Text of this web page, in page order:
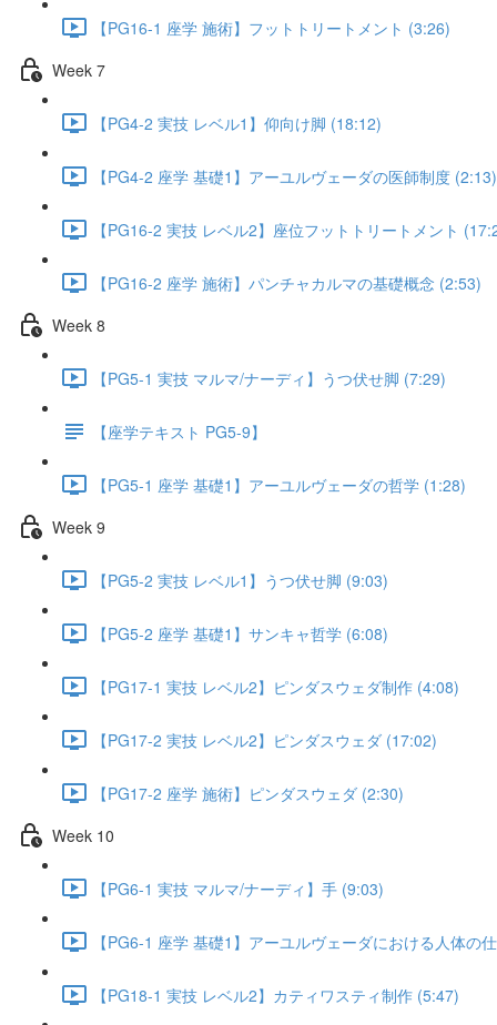
【PG16-1 座学 施術】フットトリートメント (3:26)
Week 7
【PG4-2 実技 レベル1】仰向け脚 (18:12)
【PG4-2 座学 基礎1】アーユルヴェーダの医師制度 (2:13)
【PG16-2 実技 レベル2】座位フットトリートメント
【PG16-2 座学 施術】パンチャカルマの基礎概念 (2:53)
Week 8
【PG5-1 実技 マルマ/ナーディ】うつ伏せ脚 (7:29)
【座学テキスト PG5-9】
【PG5-1 座学 基礎1】アーユルヴェーダの哲学 (1:28)
Week 9
【PG5-2 実技 レベル1】うつ伏せ脚 (9:03)
【PG5-2 座学 基礎1】サンキャ哲学 (6:08)
【PG17-1 実技 レベル2】ピンダスウェダ制作 (4:08)
【PG17-2 実技 レベル2】ピンダスウェダ (17:02)
【PG17-2 座学 施術】ピンダスウェダ (2:30)
Week 10
【PG6-1 実技 マルマ/ナーディ】手 (9:03)
【PG6-1 座学 基礎1】アーユルヴェーダにおける人体の
【PG18-1 実技 レベル2】カティワスティ制作 (5:47)